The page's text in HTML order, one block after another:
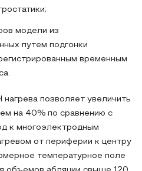
модели из
путем подгонки
временным
позволяет увеличить
на 40% по сравнению с
к многоэлектродным
от периферии к центру
температурное поле